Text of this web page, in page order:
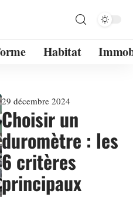
Habitat
29 décembre 2024
Choisir un
duromètre : les
6 critères
principaux